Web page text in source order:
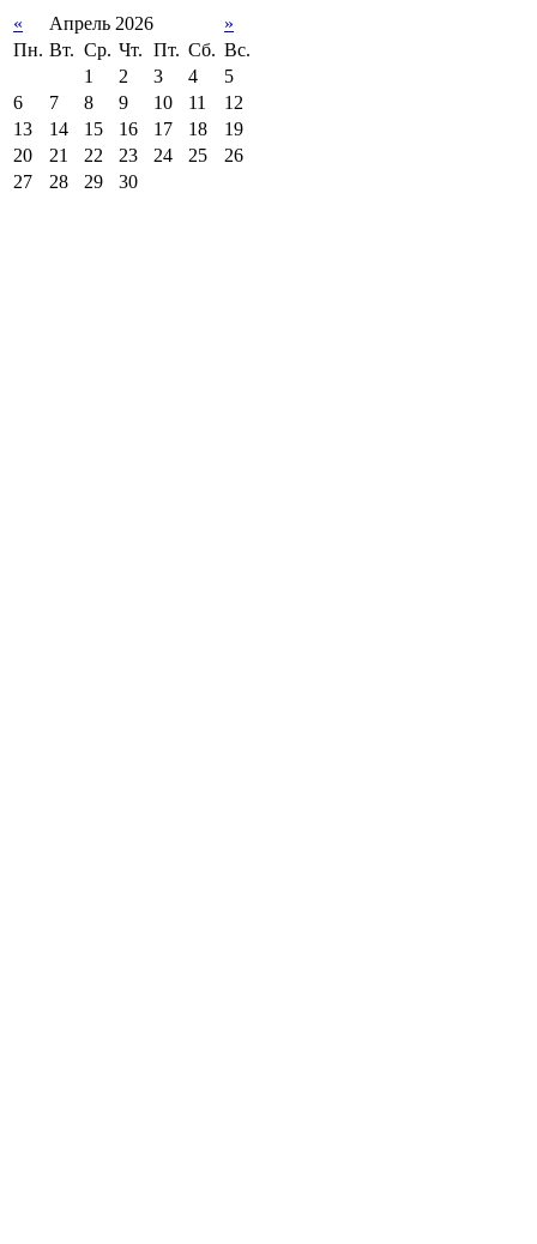
« Апрель 2026
»
Пн. Вт. Ср. Чт. Пт. Сб. Вс.
1
2 3 4
5
6
7 8 9 10 11
12
13
14 15 16 17 18
19
20
21 22 23 24 25
26
27
28 29 30